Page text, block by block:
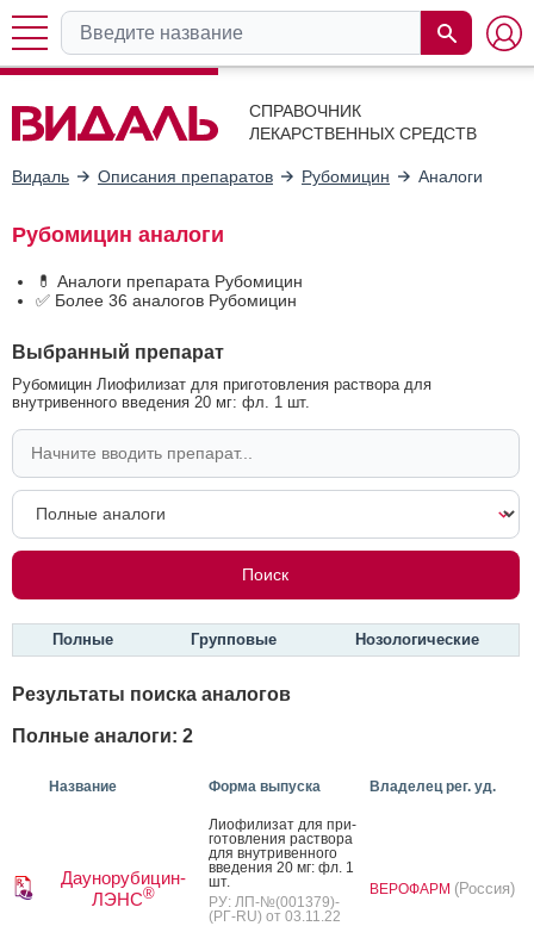
СПРАВОЧНИК
ЛЕКАРСТВЕННЫХ СРЕДСТВ
Видаль Описания препаратов Рубомицин Аналоги
Рубомицин аналоги
💊 Аналоги препарата Рубомицин
✅ Более 36 аналогов Рубомицин
Выбранный препарат
Рубомицин Лиофилизат для приготовления раствора для
внутривенного введения 20 мг: фл. 1 шт.
Полные Групповые Нозологические
Результаты поиска аналогов
Полные аналоги: 2
Название Форма выпуска Владелец рег. уд.
Даунорубицин-
ЛЭНС®
Ли­офи­лизат для при­
готов­ле­ния рас­тво­ра
для внут­ри­вен­но­го
вве­дения 20 мг: фл. 1
шт.
РУ: ЛП-№(001379)-
(РГ-RU) от 03.11.22
ВЕРОФАРМ (Россия)